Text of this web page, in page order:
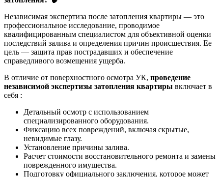
Независимая экспертиза после затопления квартиры — это
профессиональное исследование, проводимое
квалифицированным специалистом для объективной оценки
последствий залива и определения причин происшествия. Ее
цель — защита прав пострадавших и обеспечение
справедливого возмещения ущерба.
В отличие от поверхностного осмотра УК, проведение
независимой экспертизы затопления квартиры включает в
себя :
Детальный осмотр с использованием
специализированного оборудования.
Фиксацию всех повреждений, включая скрытые,
невидимые глазу.
Установление причины залива.
Расчет стоимости восстановительного ремонта и замены
поврежденного имущества.
Подготовку официального заключения, которое может